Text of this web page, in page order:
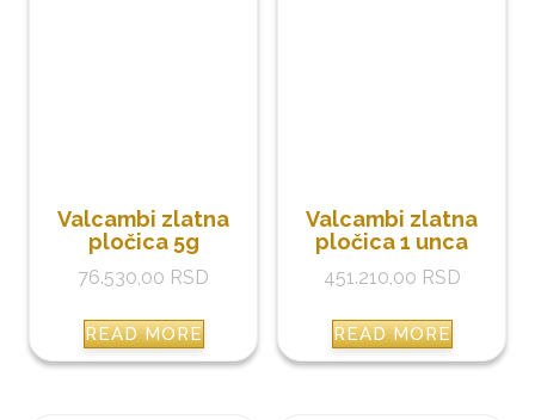
Valcambi zlatna
pločica 5g
76.530,00 RSD
READ MORE
Valcambi zlatna
pločica 1 unca
451.210,00 RSD
READ MORE